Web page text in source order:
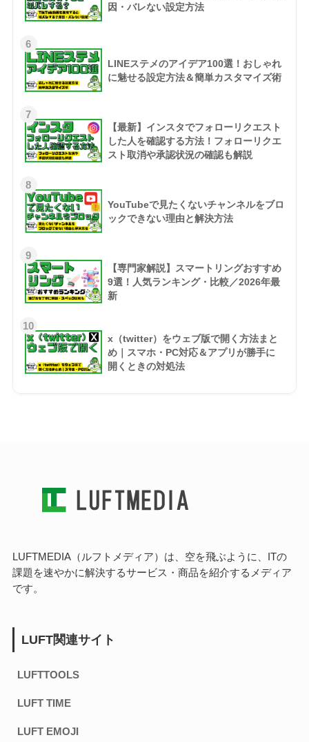
因・バレない設定方法
6
LINEステメのアイデア100選！おしゃれ
に魅せる設定方法＆簡単カスタマイズ術
7
【最新】インスタでフォローリクエスト
した人を確認する方法！フォローリクエ
スト取消や承認状況の確認も解説
8
YouTubeで見たくないチャンネルをブロ
ックできない理由と解決方法
9
【専門家解説】スマートリングおすすめ
9選！人気ランキング・比較／2026年最
新
10
x（twitter）をウェブ版で開く方法まと
め｜スマホ・PC対応＆アプリが勝手に
開くときの対処法
LUFTMEDIA（ルフトメディア）は、空を飛ぶように、ITの
課題を速やかに解決するサービス・商品を紹介するメディア
です。
LUFT関連サイト
LUFTTOOLS
LUFT TIME
LUFT EMOJI